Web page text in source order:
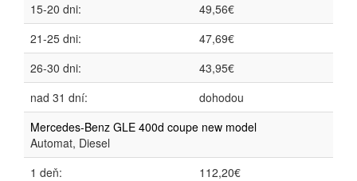
15-20 dni:
49,56€
21-25 dni:
47,69€
26-30 dni:
43,95€
nad 31 dní:
dohodou
Mercedes-Benz GLE 400d coupe new model
Automat, Diesel
1 deň:
112,20€